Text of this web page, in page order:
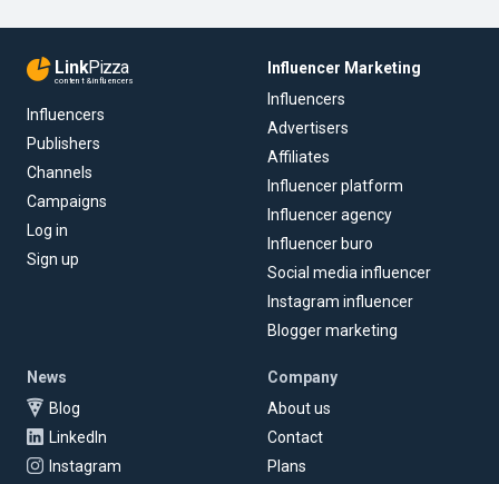
LinkPizza
content & influencers
Influencers
Publishers
Channels
Campaigns
Log in
Sign up
Influencer Marketing
Influencers
Advertisers
Affiliates
Influencer platform
Influencer agency
Influencer buro
Social media influencer
Instagram influencer
Blogger marketing
News
Blog
LinkedIn
Instagram
Company
About us
Contact
Plans